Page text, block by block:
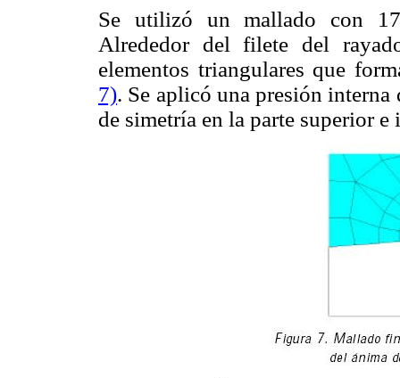
Se utilizó un mallado con
Alrededor del filete del
elementos triangulares que
7). Se aplicó una presión
de simetría en la parte superior